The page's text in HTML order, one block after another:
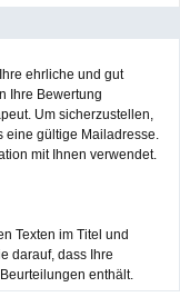
ehrliche und gut
Ihre Bewertung
Um sicherzustellen,
eine gültige Mailadresse.
mit Ihnen verwendet.
Texten im Titel und
darauf, dass Ihre
enthält.